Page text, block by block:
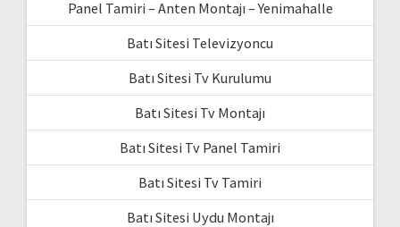
Panel Tamiri – Anten Montajı – Yenimahalle
Batı Sitesi Televizyoncu
Batı Sitesi Tv Kurulumu
Batı Sitesi Tv Montajı
Batı Sitesi Tv Panel Tamiri
Batı Sitesi Tv Tamiri
Batı Sitesi Uydu Montajı